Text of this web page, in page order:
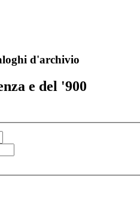
d'archivio
e del '900